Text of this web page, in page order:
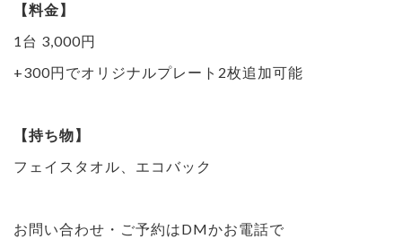
【料金】
1台 3,000円
+300円でオリジナルプレート2枚追加可能
【持ち物】
フェイスタオル、エコバック
お問い合わせ・ご予約はDMかお電話で